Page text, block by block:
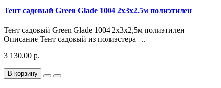
Тент садовый Green Glade 1004 2х3х2.5м полиэтилен
Тент садовый Green Glade 1004 2х3х2,5м полиэтилен
Описание Тент садовый из полиэстера –..
3 130.00 р.
В корзину